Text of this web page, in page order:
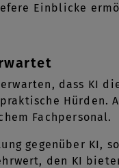
Einblicke
dass KI
Hürden.
Fachpersonal.
gegenüber KI,
den KI